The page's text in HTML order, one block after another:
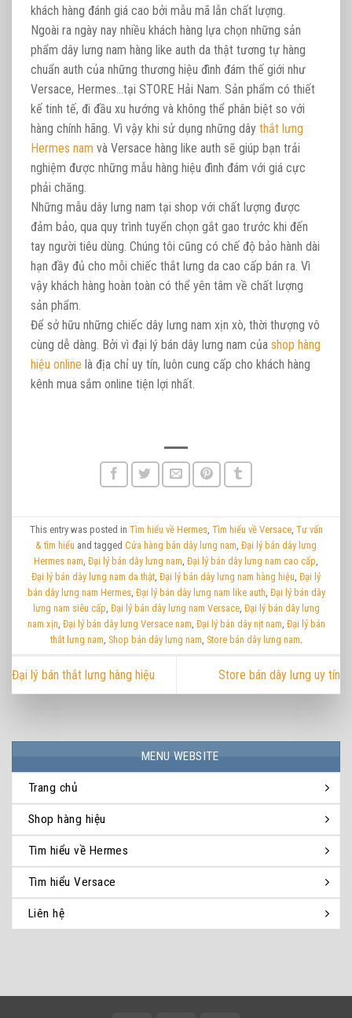
khách hàng đánh giá cao bởi mẫu mã lẫn chất lượng.
Ngoài ra ngày nay nhiều khách hàng lựa chọn những sản
phẩm dây lưng nam hàng like auth da thật tương tự hàng
chuẩn auth của những thương hiệu đình đám thế giới như
Versace, Hermes…tại STORE Hải Nam. Sản phẩm có thiết
kế tinh tế, đi đầu xu hướng và không thể phân biệt so với
hàng chính hãng. Vì vậy khi sử dụng những dây thắt lưng
Hermes nam và Versace hàng like auth sẽ giúp bạn trải
nghiệm được những mẫu hàng hiệu đình đám với giá cực
phải chăng.
Những mẫu dây lưng nam tại shop với chất lượng được
đảm bảo, qua quy trình tuyển chọn gắt gao trước khi đến
tay người tiêu dùng. Chúng tôi cũng có chế độ bảo hành dài
hạn đầy đủ cho mỗi chiếc thắt lưng da cao cấp bán ra. Vì
vậy khách hàng hoàn toàn có thể yên tâm về chất lượng
sản phẩm.
Để sở hữu những chiếc dây lưng nam xịn xò, thời thượng vô
cùng dễ dàng. Bởi vì đại lý bán dây lưng nam của shop hàng
hiệu online là địa chỉ uy tín, luôn cung cấp cho khách hàng
kênh mua sắm online tiện lợi nhất.
This entry was posted in Tìm hiểu về Hermes, Tìm hiểu về Versace, Tư vấn
& tìm hiểu and tagged Cửa hàng bán dây lưng nam, Đại lý bán dây lưng
Hermes nam, Đại lý bán dây lưng nam, Đại lý bán dây lưng nam cao cấp,
Đại lý bán dây lưng nam da thật, Đại lý bán dây lưng nam hàng hiệu, Đại lý
bán dây lưng nam Hermes, Đại lý bán dây lưng nam like auth, Đại lý bán dây
lưng nam siêu cấp, Đại lý bán dây lưng nam Versace, Đại lý bán dây lưng
nam xịn, Đại lý bán dây lưng Versace nam, Đại lý bán dây nịt nam, Đại lý bán
thắt lưng nam, Shop bán dây lưng nam, Store bán dây lưng nam.
Đại lý bán thắt lưng hàng hiệu Store bán dây lưng uy tín
MENU WEBSITE
Trang chủ
Shop hàng hiệu
Tìm hiểu về Hermes
Tìm hiểu Versace
Liên hệ